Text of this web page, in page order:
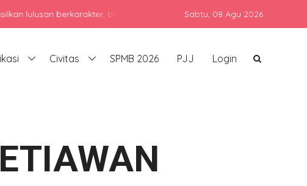
berkarakter, berprestasi, dan siap bersaing di era global dengan
Sabtu, 08 Agu 2026
Civitas SPMB 2026 PJJ Login